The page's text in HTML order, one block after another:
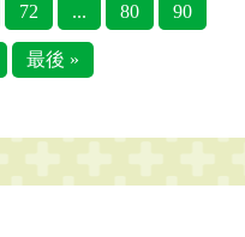
72 ... 80 90
最後 »